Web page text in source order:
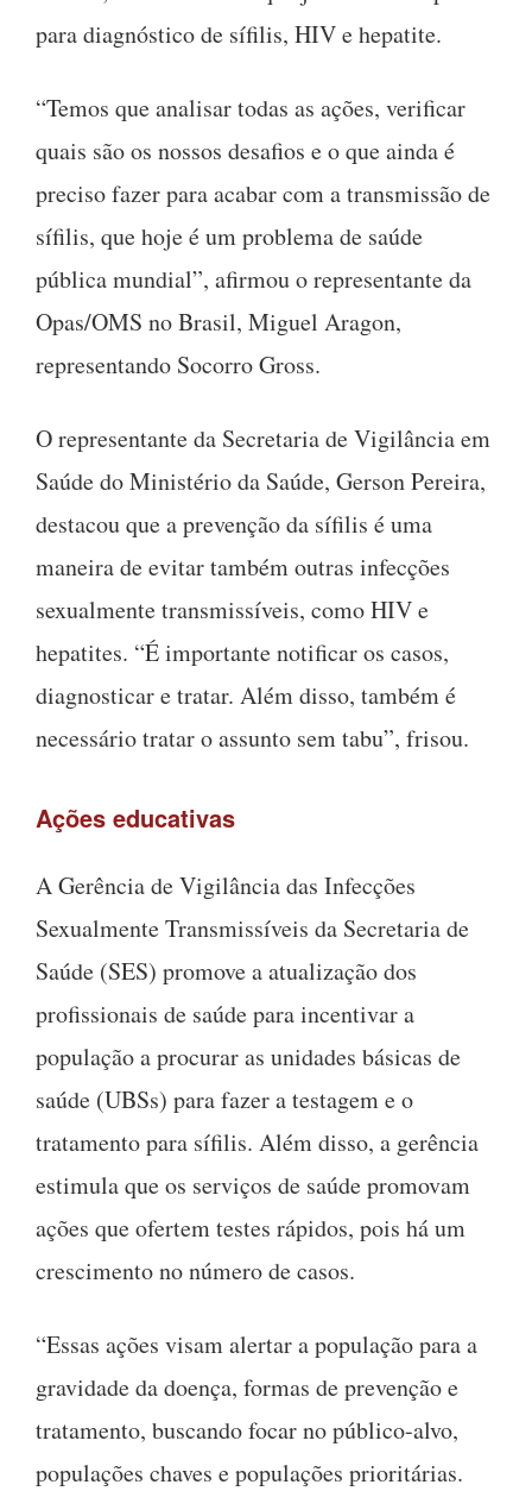
para diagnóstico de sífilis, HIV e hepatite.
“Temos que analisar todas as ações, verificar
quais são os nossos desafios e o que ainda é
preciso fazer para acabar com a transmissão de
sífilis, que hoje é um problema de saúde
pública mundial”, afirmou o representante da
Opas/OMS no Brasil, Miguel Aragon,
representando Socorro Gross.
O representante da Secretaria de Vigilância em
Saúde do Ministério da Saúde, Gerson Pereira,
destacou que a prevenção da sífilis é uma
maneira de evitar também outras infecções
sexualmente transmissíveis, como HIV e
hepatites. “É importante notificar os casos,
diagnosticar e tratar. Além disso, também é
necessário tratar o assunto sem tabu”, frisou.
Ações educativas
A Gerência de Vigilância das Infecções
Sexualmente Transmissíveis da Secretaria de
Saúde (SES) promove a atualização dos
profissionais de saúde para incentivar a
população a procurar as unidades básicas de
saúde (UBSs) para fazer a testagem e o
tratamento para sífilis. Além disso, a gerência
estimula que os serviços de saúde promovam
ações que ofertem testes rápidos, pois há um
crescimento no número de casos.
“Essas ações visam alertar a população para a
gravidade da doença, formas de prevenção e
tratamento, buscando focar no público-alvo,
populações chaves e populações prioritárias.